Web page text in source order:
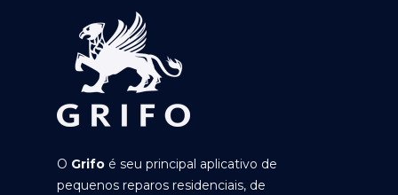
O Grifo é seu principal aplicativo de
pequenos reparos residenciais, de